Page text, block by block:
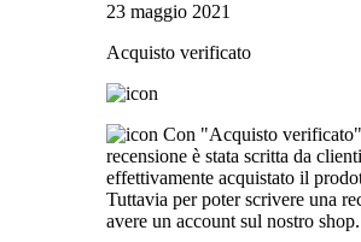
23 maggio 2021
Acquisto verificato
Con "Acquisto
recensione è stata scritta da
effettivamente acquistato il
Tuttavia per poter scrivere una
avere un account sul nostro shop.